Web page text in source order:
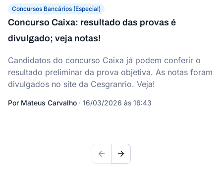
Concursos Bancários (Especial)
Concurso Caixa: resultado das provas é
divulgado; veja notas!
Candidatos do concurso Caixa já podem conferir o
resultado preliminar da prova objetiva. As notas foram
divulgados no site da Cesgranrio. Veja!
Por Mateus Carvalho · 16/03/2026 às 16:43